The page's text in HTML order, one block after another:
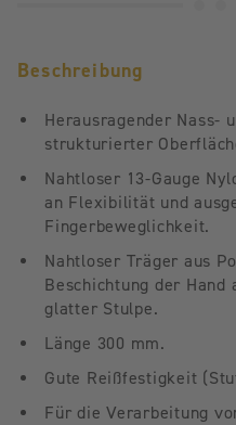
Beschreibung
Herausragender Nass-
strukturierter
Nahtloser 13-Gauge
an Flexibilität und
Fingerbeweglichkeit.
Nahtloser Träger aus
Beschichtung der Hand
glatter Stulpe.
Länge 300 mm.
Gute Reißfestigkeit
Für die Verarbeitung